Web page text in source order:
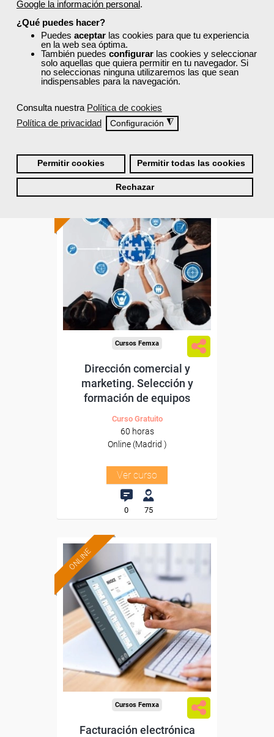
Google la información personal.
¿Qué puedes hacer?
Puedes aceptar las cookies para que tu experiencia
en la web sea óptima.
También puedes configurar las cookies y seleccionar
solo aquellas que quiera permitir en tu navegador. Si
no seleccionas ninguna utilizaremos las que sean
indispensables para la navegación.
Consulta nuestra Política de cookies
Política de privacidad
Configuración ◮
Permitir cookies Permitir todas las cookies
Rechazar
Herramientas tecnológicas al
servicio de la gestión
comercial de...
Curso Gratuito
60 horas
Online (Madrid )
Ver curso
ONLINE
Formación 100%
subvencionada.
Para trabajadores y
autónomos de Madrid.
Para todos los sectores.
Cursos Femxa
Dirección comercial y
marketing. Selección y
formación de equipos
Curso Gratuito
60 horas
Online (Madrid )
Ver curso
0 75
ONLINE
Formación 100%
subvencionada.
Para trabajadores y
autónomos de Madrid.
Para todos los sectores.
Cursos Femxa
Facturación electrónica